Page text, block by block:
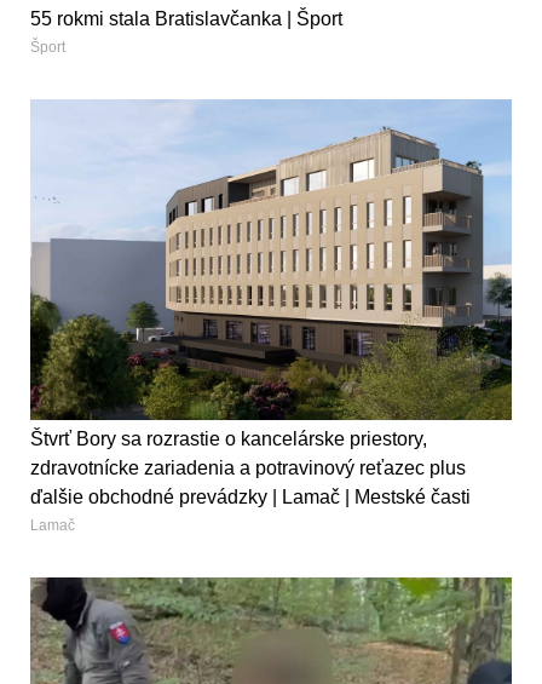
55 rokmi stala Bratislavčanka | Šport
Šport
Štvrť Bory sa rozrastie o kancelárske priestory,
zdravotnícke zariadenia a potravinový reťazec plus
ďalšie obchodné prevádzky | Lamač | Mestské časti
Lamač